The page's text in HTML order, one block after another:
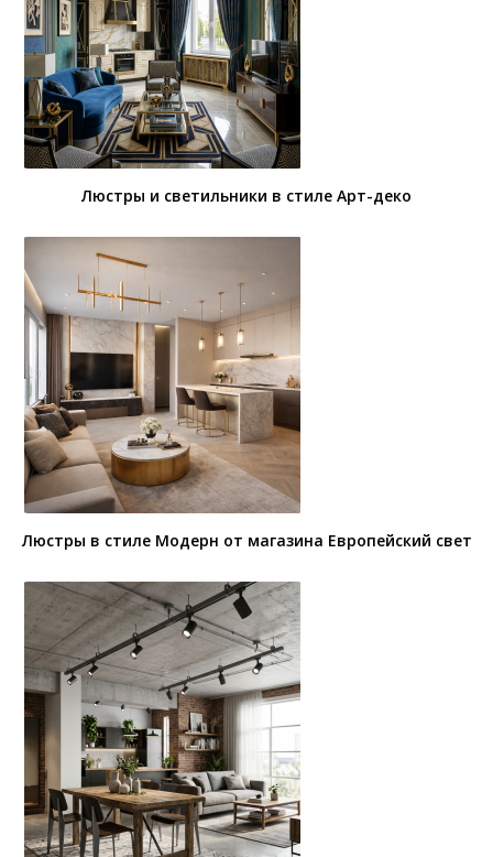
Люстры и светильники в стиле Арт-деко
Люстры в стиле Модерн от магазина Европейский свет